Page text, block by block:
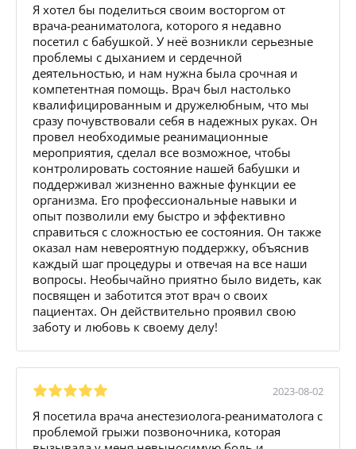
Я хотел бы поделиться своим восторгом от
врача-реаниматолога, которого я недавно
посетил с бабушкой. У неё возникли серьезные
проблемы с дыханием и сердечной
деятельностью, и нам нужна была срочная и
компетентная помощь. Врач был настолько
квалифицированным и дружелюбным, что мы
сразу почувствовали себя в надежных руках. Он
провел необходимые реанимационные
мероприятия, сделал все возможное, чтобы
контролировать состояние нашей бабушки и
поддерживал жизненно важные функции ее
организма. Его профессиональные навыки и
опыт позволили ему быстро и эффективно
справиться с сложностью ее состояния. Он также
оказал нам невероятную поддержку, объяснив
каждый шаг процедуры и отвечая на все наши
вопросы. Необычайно приятно было видеть, как
посвящен и заботится этот врач о своих
пациентах. Он действительно проявил свою
заботу и любовь к своему делу!
2023-08-02
Я посетила врача анестезиолога-реаниматолога с
проблемой грыжи позвоночника, которая